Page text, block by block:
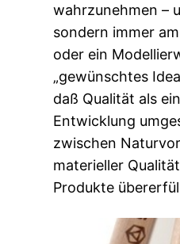
wahrzunehmen –
sondern immer
oder ein
„gewünschtes
daß Qualität als
Entwicklung
zwischen
materieller
Produkte